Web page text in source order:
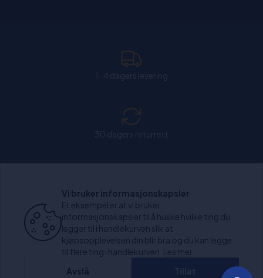
Chat: Åpen alle hverdager fra kl. 11:00-15:30.
+1000 anmeldelser
Vi bruker informasjonskapsler
Et eksempel er at vi bruker
informasjonskapsler til å huske hvilke ting du
legger til i handlekurven slik at
kjøpsopplevelsen din blir bra og du kan legge
til flere ting i handlekurven. Les mer
Avslå